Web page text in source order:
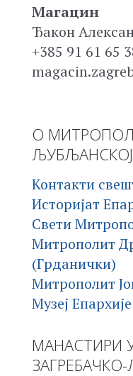
Магацин
Ђакон
+385 91 61 65
О
ЉУБЉАНСКОЈ
Контакти
Историјат
Свети
Митрополит
(Грданички)
Митрополит
Музеј Епархије
МАНАСТИРИ